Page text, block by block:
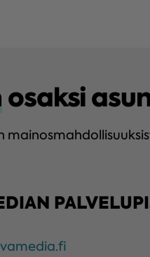
osaksi